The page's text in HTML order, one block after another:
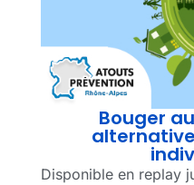
Bouger
Disponible en replay